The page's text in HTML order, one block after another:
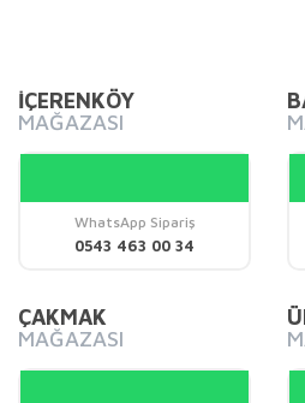
Yorum Yaz
Görüş ve önerileriniz için teşekkür
Ürün resmi kalitesiz, bozuk veya
Ürün bilgilerinde hatalar bulunuyor.
Ürün fiyatı diğer sitelerden daha
İÇERENKÖY
MAĞAZASI
WhatsApp Sipariş
0543 463 00 34
ÇAKMAK
MAĞAZASI